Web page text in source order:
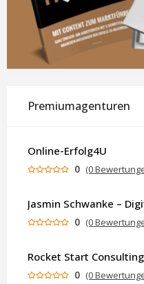
Premiumagenturen
Online-Erfolg4U
0 (0
0 (0
Rocket Start Consulting
0 (0